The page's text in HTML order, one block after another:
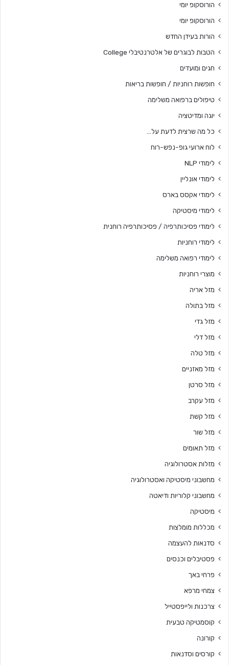
הורוסקופ יומי
הורוסקופ יומי
הורות בעידן החדש
הטבות לבוגרים של אלטרנטיבלי College
חגים ומועדים
חופשות רוחניות / חופשות בריאות
טיפולים ברפואה משלימה
יוגה ומדיטציה
כל מה שרצית לדעת על…
לוח ארועי גופ-נפש-רוח
לימודי NLP
לימודי אונליין
לימודי אקסס בארס
לימודי מיסטיקה
לימודי פסיכותרפיה / פסיכותרפיה רוחנית
לימודי רוחניות
לימודי רפואה משלימה
מוצרי רוחניות
מזל אריה
מזל בתולה
מזל גדי
מזל דלי
מזל טלה
מזל מאזניים
מזל סרטן
מזל עקרב
מזל קשת
מזל שור
מזל תאומים
מזלות אסטרולוגיה
מחשבוני מיסטיקה ואסטרולוגיה
מחשבוני קלוריות ודיאטה
מיסטיקה
מכללות מומלצות
סדנאות להעצמה
פסטיבלים וכנסים
פרחי באך
צמחי מרפא
צרכנות ולייפסטייל
קוסמטיקה טבעית
קורונה
קורסים וסדנאות